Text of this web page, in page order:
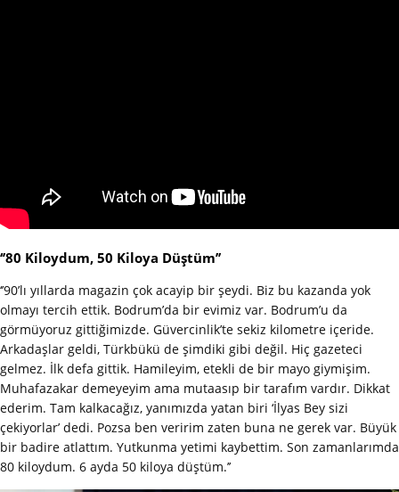
‘’80 Kiloydum, 50 Kiloya Düştüm’’
‘’90’lı yıllarda magazin çok acayip bir şeydi. Biz bu kazanda yok
olmayı tercih ettik. Bodrum’da bir evimiz var. Bodrum’u da
görmüyoruz gittiğimizde. Güvercinlik’te sekiz kilometre içeride.
Arkadaşlar geldi, Türkbükü de şimdiki gibi değil. Hiç gazeteci
gelmez. İlk defa gittik. Hamileyim, etekli de bir mayo giymişim.
Muhafazakar demeyeyim ama mutaasıp bir tarafım vardır. Dikkat
ederim. Tam kalkacağız, yanımızda yatan biri ‘İlyas Bey sizi
çekiyorlar’ dedi. Pozsa ben veririm zaten buna ne gerek var. Büyük
bir badire atlattım. Yutkunma yetimi kaybettim. Son zamanlarımda
80 kiloydum. 6 ayda 50 kiloya düştüm.’’